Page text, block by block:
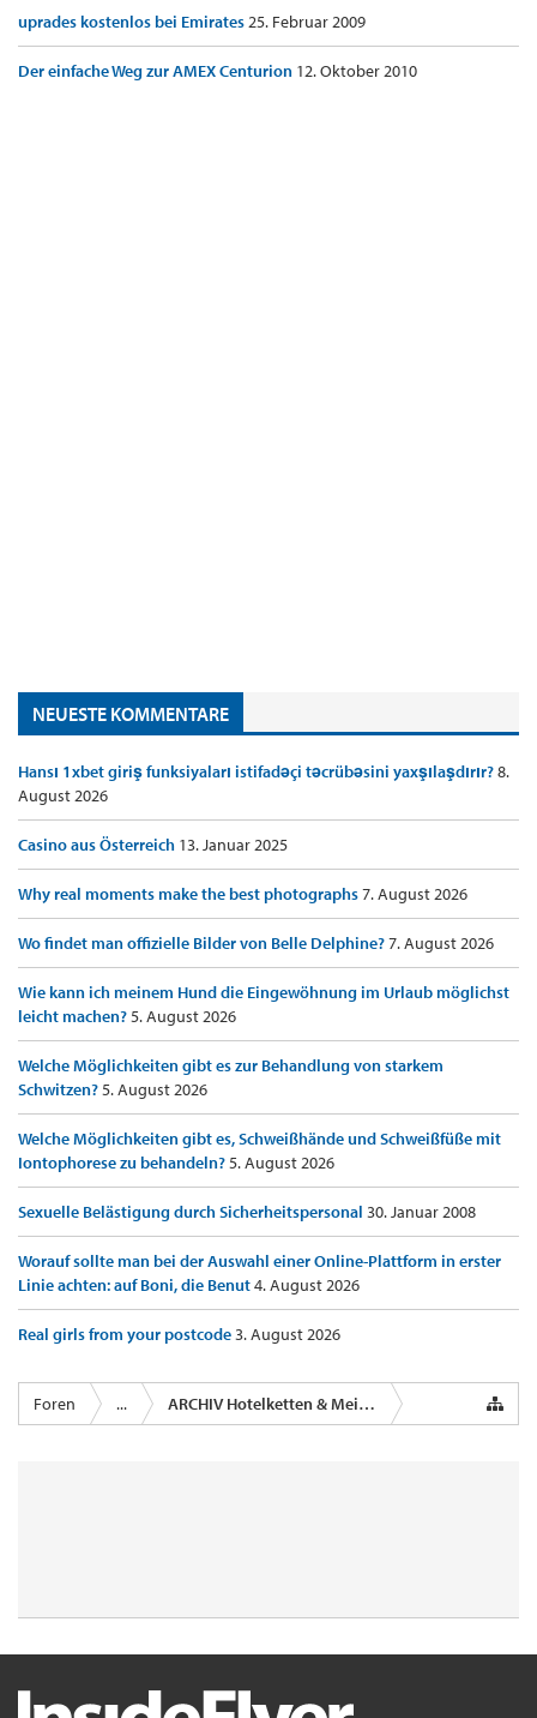
uprades kostenlos bei Emirates25. Februar 2009
Der einfache Weg zur AMEX Centurion 12. Oktober 2010
NEUESTE KOMMENTARE
Hansı 1xbet giriş funksiyaları istifadəçi təcrübəsini yaxşılaşdırır?8.
August 2026
Casino aus Österreich 13. Januar 2025
Why real moments make the best photographs7. August 2026
Wo findet man offizielle Bilder von Belle Delphine?7. August 2026
Wie kann ich meinem Hund die Eingewöhnung im Urlaub möglichst
leicht machen?5. August 2026
Welche Möglichkeiten gibt es zur Behandlung von starkem
Schwitzen?5. August 2026
Welche Möglichkeiten gibt es, Schweißhände und Schweißfüße mit
Iontophorese zu behandeln?5. August 2026
Sexuelle Belästigung durch Sicherheitspersonal 30. Januar 2008
Worauf sollte man bei der Auswahl einer Online-Plattform in erster
Linie achten: auf Boni, die Benut4. August 2026
Real girls from your postcode3. August 2026
Foren ... ARCHIV Hotelketten & Meilen im Schlaf sammeln